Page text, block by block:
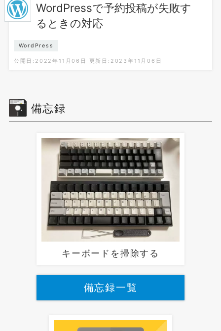
WordPressで予約投稿が失敗す
るときの対応
WordPress
公開日:2022年11月06日 更新日:2023年11月06日
備忘録
キーボードを掃除する
備忘録一覧